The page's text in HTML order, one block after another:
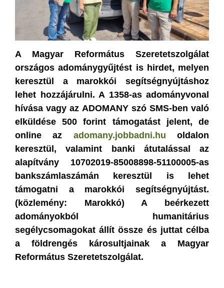
A Magyar Református Szeretetszolgálat
országos adománygyűjtést is hirdet, melyen
keresztül a marokkói segítségnyújtáshoz
lehet hozzájárulni. A 1358-as adományvonal
hívása vagy az ADOMANY szó SMS-ben való
elküldése 500 forint támogatást jelent, de
online az adomany.jobbadni.hu oldalon
keresztül, valamint banki átutalással az
alapítvány 10702019-85008898-51100005-as
bankszámlaszámán keresztül is lehet
támogatni a marokkói segítségnyújtást.
(közlemény: Marokkó) A beérkezett
adományokból humanitárius
segélycsomagokat állít össze és juttat célba
a földrengés károsultjainak a Magyar
Református Szeretetszolgálat.